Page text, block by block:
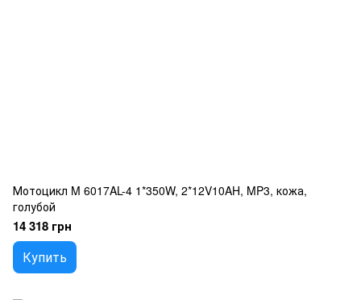
Мотоцикл M 6017AL-4 1*350W, 2*12V10AH, MP3, кожа,
голубой
14 318 грн
Купить